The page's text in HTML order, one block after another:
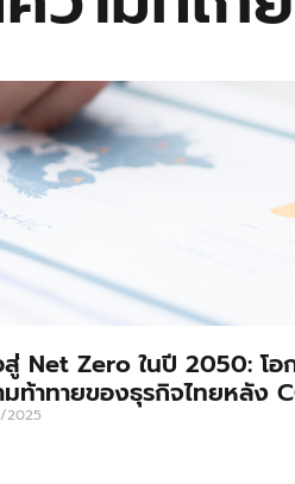
สู่ Net Zero ในปี 2050: โอ
มท้าทายของธุรกิจไทยหลัง
2025